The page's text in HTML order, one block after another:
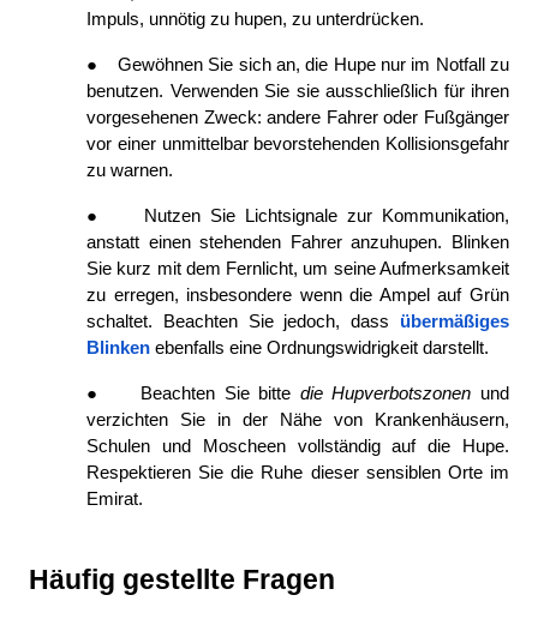
Impuls, unnötig zu hupen, zu unterdrücken.
●
Gewöhnen Sie sich an, die Hupe nur im Notfall zu
benutzen. Verwenden Sie sie ausschließlich für ihren
vorgesehenen Zweck: andere Fahrer oder Fußgänger
vor einer unmittelbar bevorstehenden Kollisionsgefahr
zu warnen.
●
Nutzen Sie Lichtsignale zur Kommunikation,
anstatt einen stehenden Fahrer anzuhupen. Blinken
Sie kurz mit dem Fernlicht, um seine Aufmerksamkeit
zu erregen, insbesondere wenn die Ampel auf Grün
schaltet. Beachten Sie jedoch, dass
übermäßiges
Blinken ebenfalls eine Ordnungswidrigkeit darstellt.
● Beachten Sie bitte die Hupverbotszonen und
verzichten Sie in der Nähe von Krankenhäusern,
Schulen und Moscheen vollständig auf die Hupe.
Respektieren Sie die Ruhe dieser sensiblen Orte im
Emirat.
Häufig gestellte Fragen